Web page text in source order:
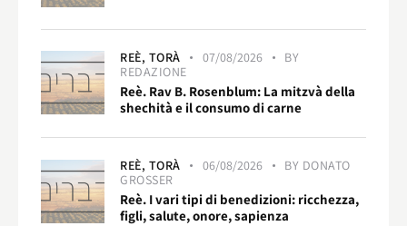
REÈ, TORÀ 07/08/2026
BY
REDAZIONE
Reè. Rav B. Rosenblum: La mitzvà della
shechità e il consumo di carne
REÈ, TORÀ 06/08/2026 BY DONATO
GROSSER
Reè. I vari tipi di benedizioni: ricchezza,
figli, salute, onore, sapienza